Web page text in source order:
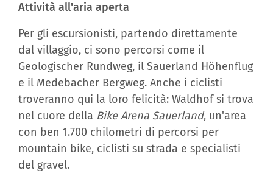
Attività all'aria aperta
Per gli escursionisti, partendo direttamente
dal villaggio, ci sono percorsi come il
Geologischer Rundweg, il Sauerland Höhenflug
e il Medebacher Bergweg. Anche i ciclisti
troveranno qui la loro felicità: Waldhof si trova
nel cuore della Bike Arena Sauerland, un'area
con ben 1.700 chilometri di percorsi per
mountain bike, ciclisti su strada e specialisti
del gravel.